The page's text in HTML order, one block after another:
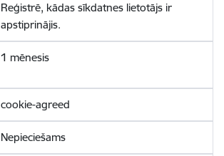
Reģistrē, kādas sīkdatnes lietotājs ir
apstiprinājis.
1 mēnesis
cookie-agreed
Nepieciešams